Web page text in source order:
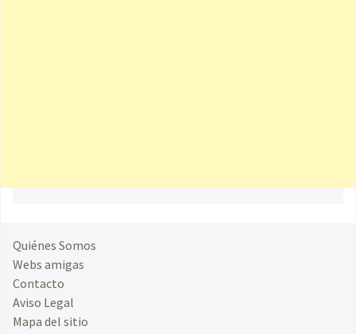
Quiénes Somos
Webs amigas
Contacto
Aviso Legal
Mapa del sitio